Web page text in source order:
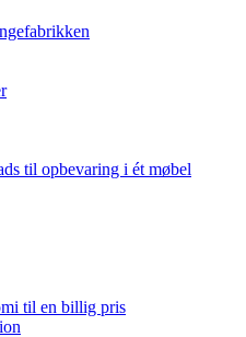
til opbevaring i ét møbel
til en billig pris